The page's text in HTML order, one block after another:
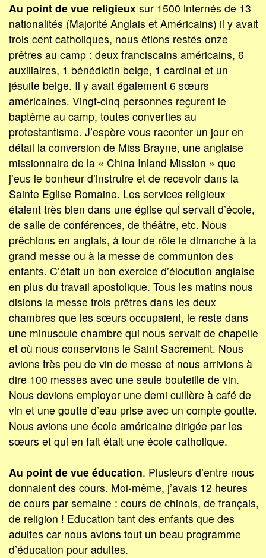
Au point de vue religieux sur 1500 internés de 13
nationalités (Majorité Anglais et Américains) il y avait
trois cent catholiques, nous étions restés onze
prêtres au camp : deux franciscains américains, 6
auxiliaires, 1 bénédictin belge, 1 cardinal et un
jésuite belge. Il y avait également 6 sœurs
américaines. Vingt-cinq personnes reçurent le
baptême au camp, toutes converties au
protestantisme. J’espère vous raconter un jour en
détail la conversion de Miss Brayne, une anglaise
missionnaire de la « China Inland Mission » que
j’eus le bonheur d’instruire et de recevoir dans la
Sainte Eglise Romaine. Les services religieux
étaient très bien dans une église qui servait d’école,
de salle de conférences, de théâtre, etc. Nous
prêchions en anglais, à tour de rôle le dimanche à la
grand messe ou à la messe de communion des
enfants. C’était un bon exercice d’élocution anglaise
en plus du travail apostolique. Tous les matins nous
disions la messe trois prêtres dans les deux
chambres que les sœurs occupaient, le reste dans
une minuscule chambre qui nous servait de chapelle
et où nous conservions le Saint Sacrement. Nous
avions très peu de vin de messe et nous arrivions à
dire 100 messes avec une seule bouteille de vin.
Nous devions employer une demi cuillère à café de
vin et une goutte d’eau prise avec un compte goutte.
Nous avions une école américaine dirigée par les
sœurs et qui en fait était une école catholique.
Au point de vue éducation. Plusieurs d’entre nous
donnaient des cours. Moi-même, j’avais 12 heures
de cours par semaine : cours de chinois, de français,
de religion ! Education tant des enfants que des
adultes car nous avions tout un beau programme
d’éducation pour adultes.